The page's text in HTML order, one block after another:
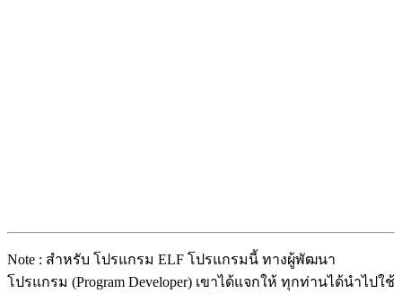
Note : สำหรับ โปรแกรม ELF โปรแกรมนี้ ทางผู้พัฒนา
โปรแกรม (Program Developer) เขาได้แจกให้ ทุกท่านได้นำไปใช้